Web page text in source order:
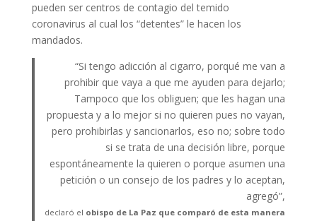
pueden ser centros de contagio del temido
coronavirus al cual los “detentes” le hacen los
mandados.
“Si tengo adicción al cigarro, porqué me van a
prohibir que vaya a que me ayuden para dejarlo;
Tampoco que los obliguen; que les hagan una
propuesta y a lo mejor si no quieren pues no vayan,
pero prohibirlas y sancionarlos, eso no; sobre todo
si se trata de una decisión libre, porque
espontáneamente la quieren o porque asumen una
petición o un consejo de los padres y lo aceptan,
agregó”,
declaró el obispo de La Paz que comparó de esta manera